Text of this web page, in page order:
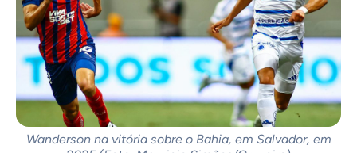
Wanderson na vitória sobre o Bahia, em Salvador, em